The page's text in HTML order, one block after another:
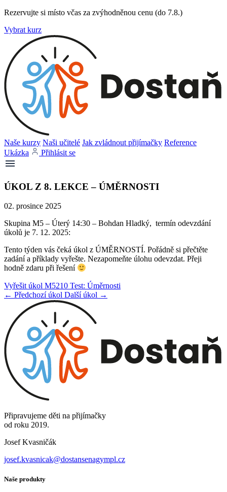
Rezervujte si místo včas za zvýhodněnou cenu (do 7.8.)
Vybrat kurz
Naše kurzy Naši učitelé Jak zvládnout přijímačky Reference
Ukázka
Přihlásit se
ÚKOL Z 8. LEKCE – ÚMĚRNOSTI
02. prosince 2025
Skupina M5 – Úterý 14:30 – Bohdan Hladký, termín odevzdání
úkolů je 7. 12. 2025:
Tento týden vás čeká úkol z ÚMĚRNOSTÍ. Pořádně si přečtěte
zadání a příklady vyřešte. Nezapomeňte úlohu odevzdat. Přeji
hodně zdaru při řešení
Vyřešit úkol M5210 Test: Úměrnosti
← Předchozí úkol Další úkol →
Připravujeme děti na přijímačky
od roku 2019.
Josef Kvasničák
josef.kvasnicak@dostansenagympl.cz
Naše produkty